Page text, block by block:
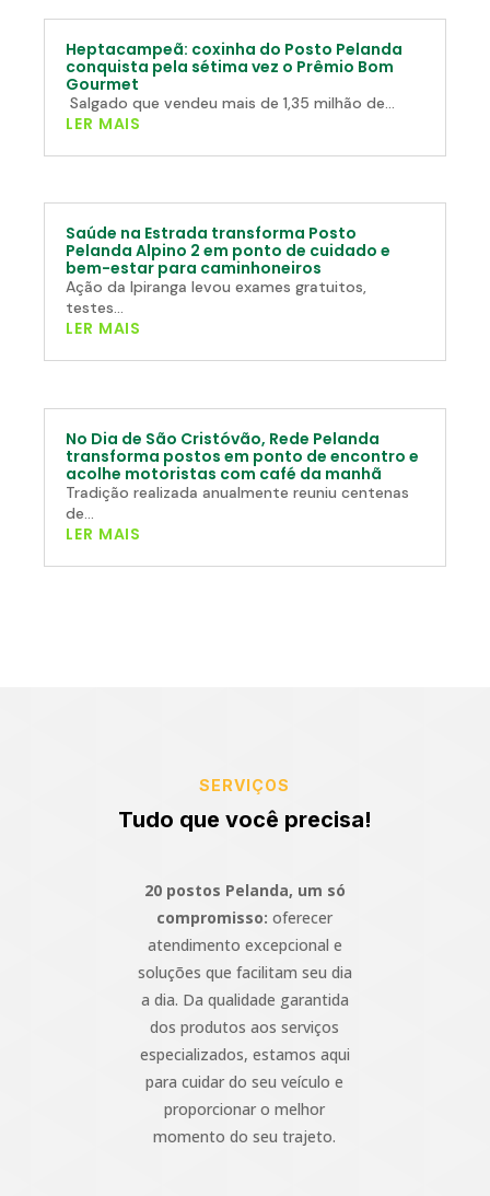
Heptacampeã: coxinha do Posto Pelanda
conquista pela sétima vez o Prêmio Bom
Gourmet
Salgado que vendeu mais de 1,35 milhão de...
LER MAIS
Saúde na Estrada transforma Posto
Pelanda Alpino 2 em ponto de cuidado e
bem-estar para caminhoneiros
Ação da Ipiranga levou exames gratuitos,
testes...
LER MAIS
No Dia de São Cristóvão, Rede Pelanda
transforma postos em ponto de encontro e
acolhe motoristas com café da manhã
Tradição realizada anualmente reuniu centenas
de...
LER MAIS
SERVIÇOS
Tudo que você precisa!
20 postos Pelanda, um só
compromisso:oferecer
atendimento excepcional e
soluções que facilitam seu dia
a dia. Da qualidade garantida
dos produtos aos serviços
especializados, estamos aqui
para cuidar do seu veículo e
proporcionar o melhor
momento do seu trajeto.